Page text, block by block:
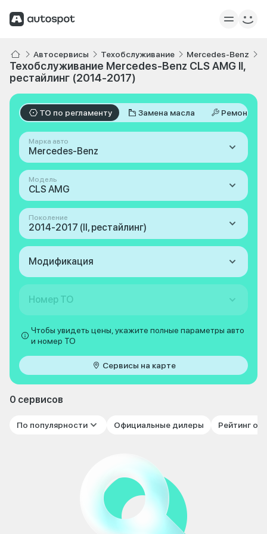
Автосервисы Техобслуживание Mercedes-Benz
Техобслуживание Mercedes-Benz CLS AMG II,
рестайлинг (2014-2017)
ТО по регламенту Замена масла Ремонт
Марка авто
Mercedes-Benz
Модель
CLS AMG
Поколение
2014-2017 (II, рестайлинг)
Модификация
Номер ТО
Чтобы увидеть цены, укажите полные параметры авто
и номер ТО
Сервисы на карте
0 сервисов
По популярности Официальные дилеры Рейтинг